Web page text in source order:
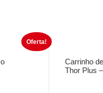
Oferta!
Carrinho
Thor Plus